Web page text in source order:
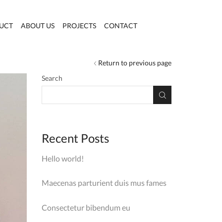
ABOUT US PROJECTS CONTACT
Return to previous page
Search
Recent Posts
Hello world!
Maecenas parturient duis mus fames
Consectetur bibendum eu